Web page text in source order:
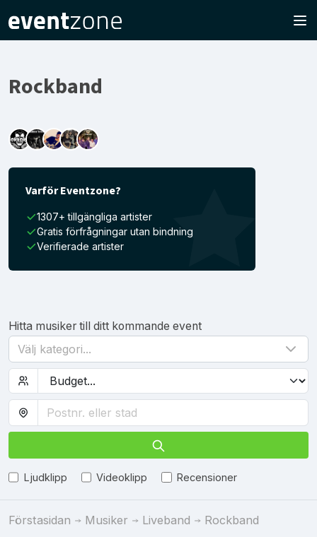
Rockband
Varför Eventzone?
1307+ tillgängliga artister
Gratis förfrågningar utan bindning
Verifierade artister
Hitta musiker till ditt kommande event
Välj kategori...
Ljudklipp Videoklipp Recensioner
Förstasidan Musiker Liveband Rockband